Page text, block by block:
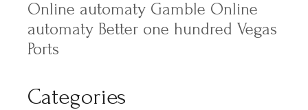
Online automaty Gamble Online
automaty Better one hundred Vegas
Ports
Categories